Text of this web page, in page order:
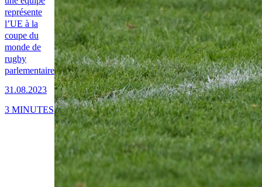
représente
l’UE à la
coupe du
monde de
rugby
parlementaire
31.08.2023
3 MINUTES